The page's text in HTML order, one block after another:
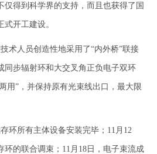
仅得到科学界的支持，而且也获得了国
开工建设。
术人员创造性地采用了“内外桥”联接
同步辐射环和大交叉角正负电子双环
用”，并保持原有光束线出口，最大限
环所有主体设备安装完毕；11月12
环的联合调束；11月18日，电子束流成